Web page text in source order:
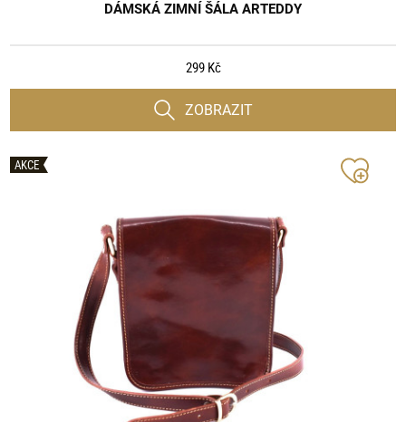
DÁMSKÁ ZIMNÍ ŠÁLA ARTEDDY
299 Kč
ZOBRAZIT
AKCE